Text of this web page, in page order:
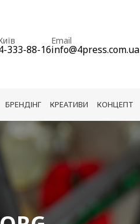
333-88-16
Email
info@4press.com.ua
БРЕНДІНГ КРЕАТИВИ КОНЦЕПТ